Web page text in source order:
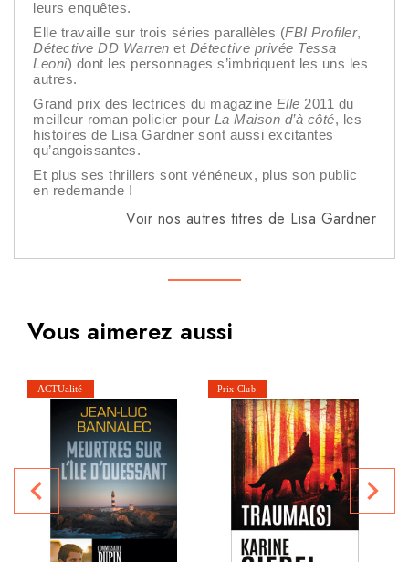
leurs enquêtes.
Elle travaille sur trois séries parallèles (FBI Profiler,
Détective DD Warren et Détective privée Tessa
Leoni) dont les personnages s’imbriquent les uns les
autres.
Grand prix des lectrices du magazine Elle 2011 du
meilleur roman policier pour La Maison d’à côté, les
histoires de Lisa Gardner sont aussi excitantes
qu’angoissantes.
Et plus ses thrillers sont vénéneux, plus son public
en redemande !
Voir nos autres titres de Lisa Gardner
Vous aimerez aussi
navigate_before navigate_next